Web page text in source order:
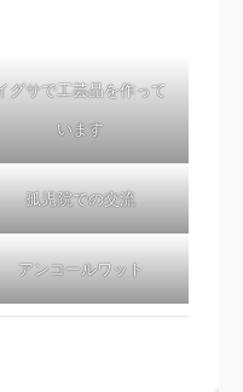
グサで工芸品を作って
います
孤児院での交流
アンコールワット